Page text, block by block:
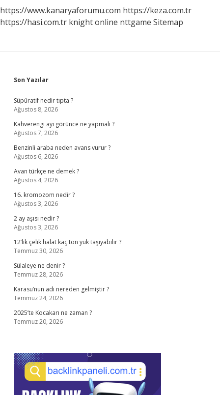
https://www.kanaryaforumu.com https://keza.com.tr
https://hasi.com.tr knight online nttgame Sitemap
Sidebar
Son Yazılar
Süpüratif nedir tıpta ?
Ağustos 8, 2026
Kahverengi ayı görünce ne yapmalı ?
Ağustos 7, 2026
Benzinli araba neden avans vurur ?
Ağustos 6, 2026
Avan türkçe ne demek ?
Ağustos 4, 2026
16. kromozom nedir ?
Ağustos 3, 2026
2 ay aşısı nedir ?
Ağustos 3, 2026
12’lik çelik halat kaç ton yük taşıyabilir ?
Temmuz 30, 2026
Sülaleye ne denir ?
Temmuz 28, 2026
Karasu’nun adı nereden gelmiştir ?
Temmuz 24, 2026
2025’te Kocakarı ne zaman ?
Temmuz 20, 2026